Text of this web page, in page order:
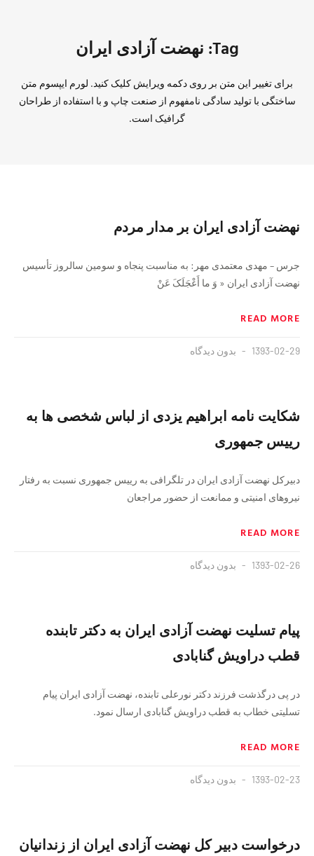
Tag: نهضت آزادی ایران
برای تغییر این متن بر روی دکمه ویرایش کلیک کنید. لورم ایپسوم متن
ساختگی با تولید سادگی نامفهوم از صنعت چاپ و با استفاده از طراحان
گرافیک است.
نهضت آزادی ایران بر مدار مردم
جرس – مهدی معتمدی مهر: به مناسبت پنجاه و سومین سالروز تأسیس
نهضت آزادی ایران « وَ ما أَعْجَلَکَ عَنْ
READ MORE
1393-02-29 بدون دیدگاه
شکایت نامه ابراهیم یزدی از لباس شخصی ها به
رییس جمهوری
دبیرکل نهضت آزادی ایران در تلگرافی به رییس جمهوری نسبت به رفتار
نیروهای امنیتی و ممانعت از حضور مراجعان
READ MORE
1393-02-26 بدون دیدگاه
پیام تسلیت نهضت آزادی ایران به دکتر تابنده
قطب دراویش گنابادی
در پی درگذشت فرزند دکتر نورعلی تابنده، نهضت آزادی ایران پیام
تسلیتی خطاب به قطب دراویش گنابادی ارسال نمود.
READ MORE
1393-02-23 بدون دیدگاه
درخواست دبیر کل نهضت آزادی ایران از زندانیان